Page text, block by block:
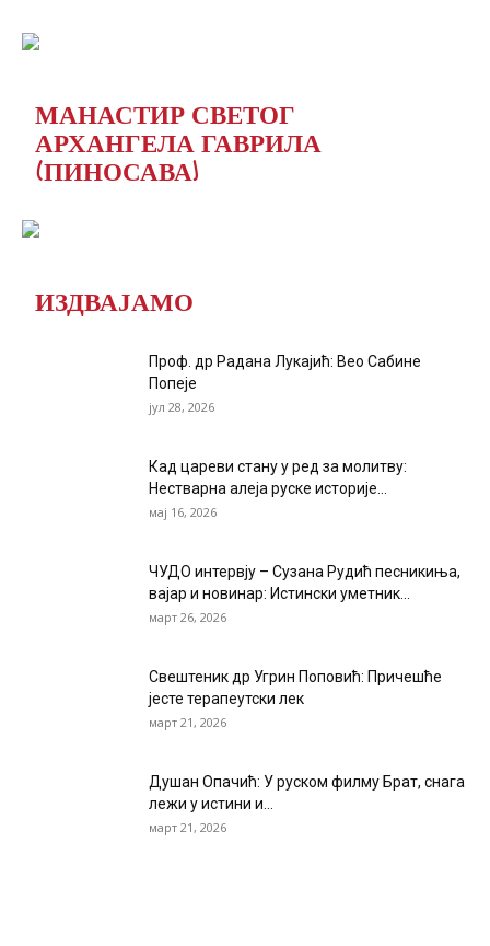
МАНАСТИР СВЕТОГ
АРХАНГЕЛА ГАВРИЛА
(ПИНОСАВА)
ИЗДВАЈАМО
Проф. др Радана Лукајић: Вео Сабине
Попеје
јул 28, 2026
Кад цареви стану у ред за молитву:
Нестварна алеја руске историје...
мај 16, 2026
ЧУДО интервју – Сузана Рудић песникиња,
вајар и новинар: Истински уметник...
март 26, 2026
Свештеник др Угрин Поповић: Причешће
јесте терапеутски лек
март 21, 2026
Душан Опачић: У руском филму Брат, снага
лежи у истини и...
март 21, 2026